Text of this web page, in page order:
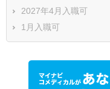
2027年4月入職可
1月入職可